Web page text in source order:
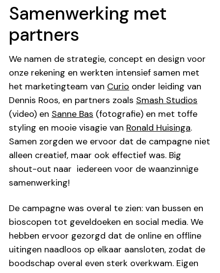
Samenwerking met
partners
We namen de strategie, concept en design voor
onze rekening en werkten intensief samen met
het marketingteam van Curio onder leiding van
Dennis Roos, en partners zoals Smash Studios
(video) en Sanne Bas (fotografie) en met toffe
styling en mooie visagie van Ronald Huisinga.
Samen zorgden we ervoor dat de campagne niet
alleen creatief, maar ook effectief was. Big
shout-out naar iedereen voor de waanzinnige
samenwerking!
De campagne was overal te zien: van bussen en
bioscopen tot geveldoeken en social media. We
hebben ervoor gezorgd dat de online en offline
uitingen naadloos op elkaar aansloten, zodat de
boodschap overal even sterk overkwam. Eigen